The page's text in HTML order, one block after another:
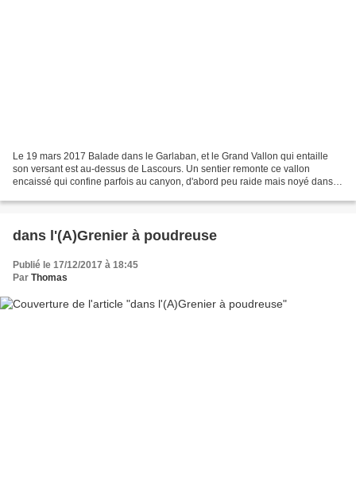
Le 19 mars 2017 Balade dans le Garlaban, et le Grand Vallon qui entaille
son versant est au-dessus de Lascours. Un sentier remonte ce vallon
encaissé qui confine parfois au canyon, d'abord peu raide mais noyé dans la
dans l'(A)Grenier à poudreuse
Publié le 17/12/2017 à 18:45
Par Thomas